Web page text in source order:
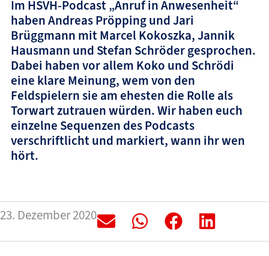
Im HSVH-Podcast „Anruf in Anwesenheit“
haben Andreas Pröpping und Jari
Brüggmann mit Marcel Kokoszka, Jannik
Hausmann und Stefan Schröder gesprochen.
Dabei haben vor allem Koko und Schrödi
eine klare Meinung, wem von den
Feldspielern sie am ehesten die Rolle als
Torwart zutrauen würden. Wir haben euch
einzelne Sequenzen des Podcasts
verschriftlicht und markiert, wann ihr wen
hört.
23. Dezember 2020